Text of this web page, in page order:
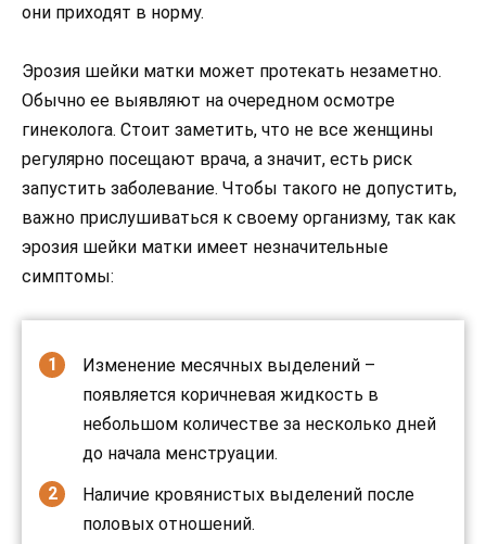
они приходят в норму.
Эрозия шейки матки может протекать незаметно.
Обычно ее выявляют на очередном осмотре
гинеколога. Стоит заметить, что не все женщины
регулярно посещают врача, а значит, есть риск
запустить заболевание. Чтобы такого не допустить,
важно прислушиваться к своему организму, так как
эрозия шейки матки имеет незначительные
симптомы:
Изменение месячных выделений –
появляется коричневая жидкость в
небольшом количестве за несколько дней
до начала менструации.
Наличие кровянистых выделений после
половых отношений.